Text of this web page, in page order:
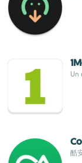
Un
酷